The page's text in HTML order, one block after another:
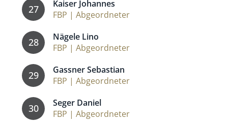
27
Kaiser Johannes
FBP | Abgeordneter
28
Nägele Lino
FBP | Abgeordneter
29
Gassner Sebastian
FBP | Abgeordneter
30
Seger Daniel
FBP | Abgeordneter